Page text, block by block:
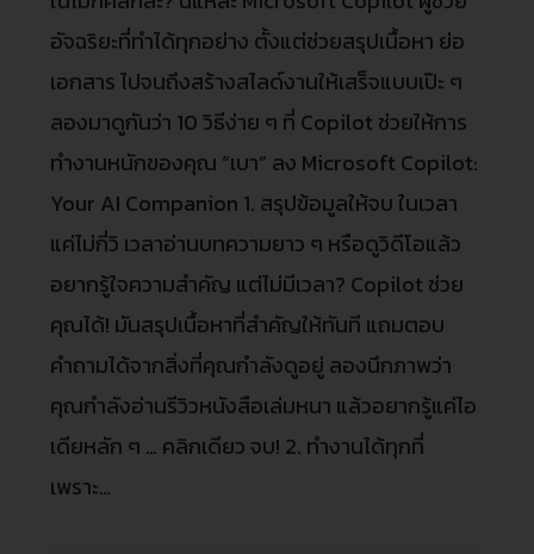
อัจฉริยะที่ทำได้ทุกอย่าง ตั้งแต่ช่วยสรุปเนื้อหา ย่อ
เอกสาร ไปจนถึงสร้างสไลด์งานให้เสร็จแบบเป๊ะ ๆ
ลองมาดูกันว่า 10 วิธีง่าย ๆ ที่ Copilot ช่วยให้การ
ทำงานหนักของคุณ “เบา” ลง Microsoft Copilot:
Your AI Companion 1. สรุปข้อมูลให้จบ ในเวลา
แค่ไม่กี่วิ เวลาอ่านบทความยาว ๆ หรือดูวิดีโอแล้ว
อยากรู้ใจความสำคัญ แต่ไม่มีเวลา? Copilot ช่วย
คุณได้! มันสรุปเนื้อหาที่สำคัญให้ทันที แถมตอบ
คำถามได้จากสิ่งที่คุณกำลังดูอยู่ ลองนึกภาพว่า
คุณกำลังอ่านรีวิวหนังสือเล่มหนา แล้วอยากรู้แค่ไอ
เดียหลัก ๆ … คลิกเดียว จบ! 2. ทำงานได้ทุกที่
เพราะ…